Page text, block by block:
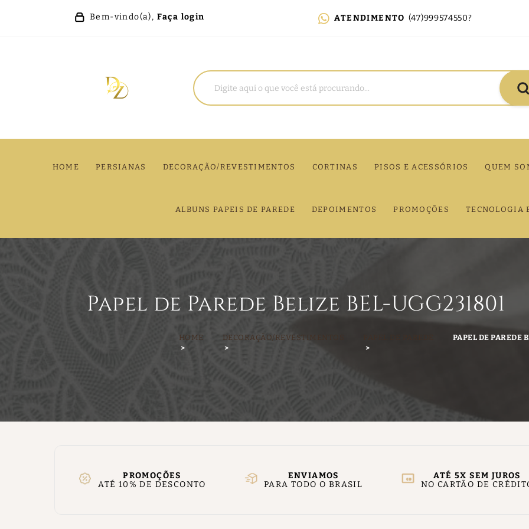
Bem-vindo(a), Faça login ATENDIMENTO (47)999574550?
HOME PERSIANAS DECORAÇÃO/REVESTIMENTOS CORTINAS PISOS E ACESSÓRIOS QUEM
ALBUNS PAPEIS DE PAREDE DEPOIMENTOS PROMOÇÕES TECNOLOGIA
HOME DECORAÇÃO/REVESTIMENTOS PAPEL DE PAREDE
Papel de Parede Belize BEL-UGG231801
PROMOÇÕES
ATÉ 10% DE DESCONTO
ENVIAMOS
PARA TODO O BRASIL
ATÉ 5X SEM JUROS
NO CARTÃO DE